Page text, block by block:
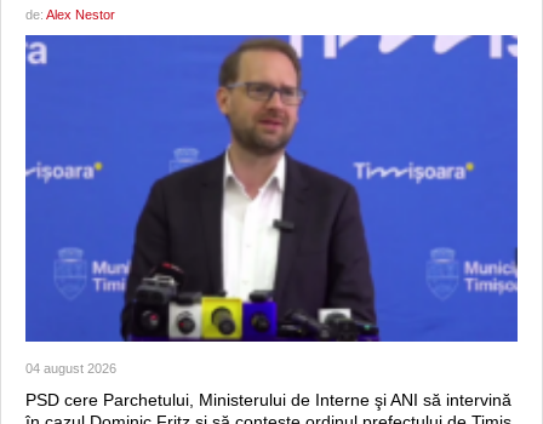
de: Alex Nestor
04 august 2026
PSD cere Parchetului, Ministerului de Interne şi ANI să intervină